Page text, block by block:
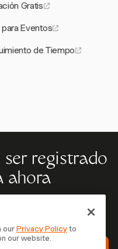
Gratis
Eventos
de Tiempo
ser registrado
ahora
que registran tiempo,
rápido con Harvest.
en 30 segundos.
ourPrivacy Policyto
our website.